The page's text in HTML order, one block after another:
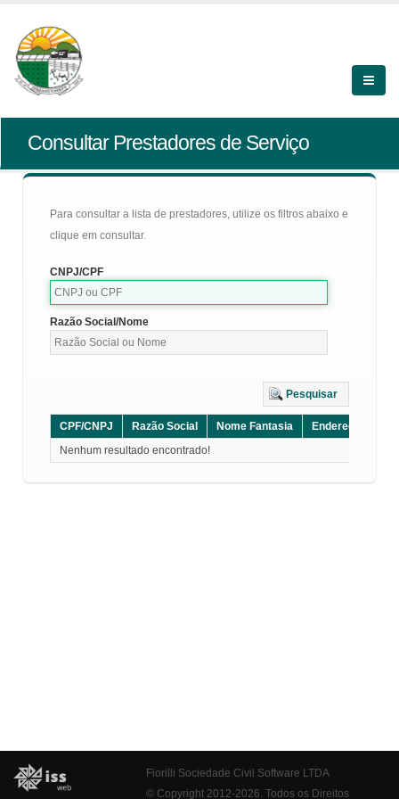
Consultar Prestadores de Serviço
Para consultar a lista de prestadores, utilize os filtros abaixo e
clique em consultar.
CNPJ/CPF
Razão Social/Nome
Pesquisar
CPF/CNPJ Razão Social Nome Fantasia Endereço
Nenhum resultado encontrado!
Fiorilli Sociedade Civil Software LTDA
© Copyright 2012-2026. Todos os Direitos